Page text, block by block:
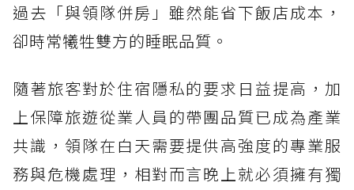
過去「與領隊併房」雖然能省下飯店成本，
卻時常犧牲雙方的睡眠品質。
隨著旅客對於住宿隱私的要求日益提高，加
上保障旅遊從業人員的帶團品質已成為產業
共識，領隊在白天需要提供高強度的專業服
務與危機處理，相對而言晚上就必須擁有獨